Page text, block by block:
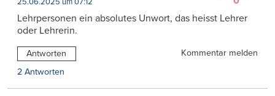
Lehrpersonen ein absolutes Unwort, das heisst Lehrer
oder Lehrerin.
Antworten
Kommentar melden
2 Antworten